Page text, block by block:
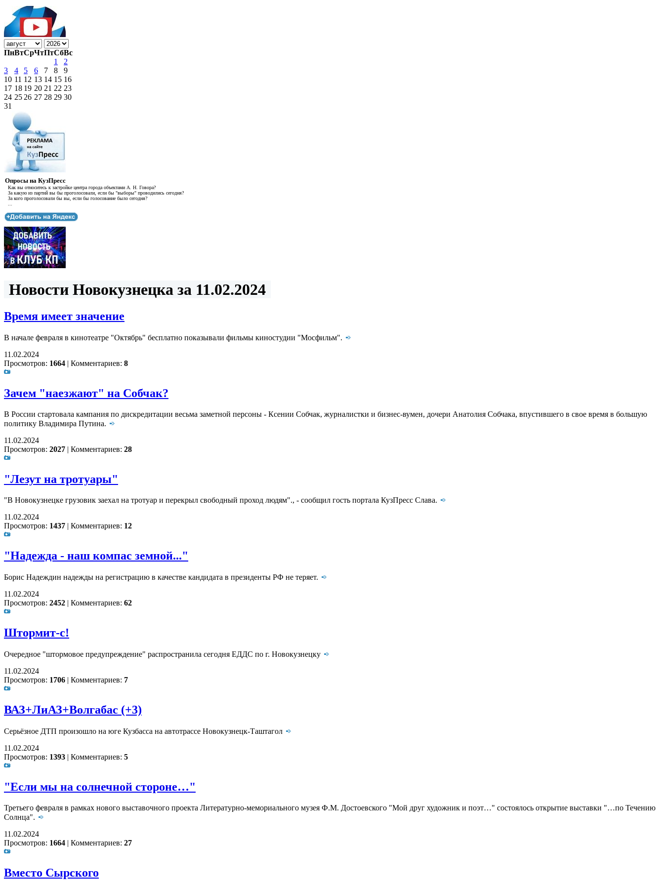
ПнВтСрЧтПтСбВс
1
2
3
4 5 6 7 8
9
10 11 12 13 14 15 16
17 18 19 20 21 22 23
24 25 26 27 28 29 30
31
Опросы на КузПресс
Как вы относитесь к застройке центра города объектами А. Н. Говора?
За какую из партий вы бы проголосовали, если бы "выборы" проводились сегодня?
За кого проголосовали бы вы, если бы голосование было сегодня?
Новости Новокузнецка за 11.02.2024
Время имеет значение
В начале февраля в кинотеатре "Октябрь" бесплатно показывали фильмы киностудии "Мосфильм".
11.02.2024
Просмотров: 1664 | Комментариев: 8
Зачем "наезжают" на Собчак?
В России стартовала кампания по дискредитации весьма заметной персоны - Ксении Собчак, журналистки и бизнес-вумен, дочери Анатолия Собчака, впустившего в свое время в большую
политику Владимира Путина.
11.02.2024
Просмотров: 2027 | Комментариев: 28
"Лезут на тротуары"
"В Новокузнецке грузовик заехал на тротуар и перекрыл свободный проход людям"., - сообщил гость портала КузПресс Слава.
11.02.2024
Просмотров: 1437 | Комментариев: 12
"Надежда - наш компас земной..."
Борис Надеждин надежды на регистрацию в качестве кандидата в президенты РФ не теряет.
11.02.2024
Просмотров: 2452 | Комментариев: 62
Штормит-с!
Очередное "штормовое предупреждение" распространила сегодня ЕДДС по г. Новокузнецку
11.02.2024
Просмотров: 1706 | Комментариев: 7
ВАЗ+ЛиАЗ+Волгабас (+3)
Серьёзное ДТП произошло на юге Кузбасса на автотрассе Новокузнецк-Таштагол
11.02.2024
Просмотров: 1393 | Комментариев: 5
"Если мы на солнечной стороне…"
Третьего февраля в рамках нового выставочного проекта Литературно-мемориального музея Ф.М. Достоевского "Мой друг художник и поэт…" состоялось открытие выставки "…по Течению
Солнца".
11.02.2024
Просмотров: 1664 | Комментариев: 27
Вместо Сырского